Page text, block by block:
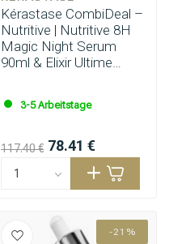
Kérastase CombiDeal –
Nutritive | Nutritive 8H
Magic Night Serum
90ml & Elixir Ultime
3-5 Arbeitstage
117.40 € 78.41 €
-21%